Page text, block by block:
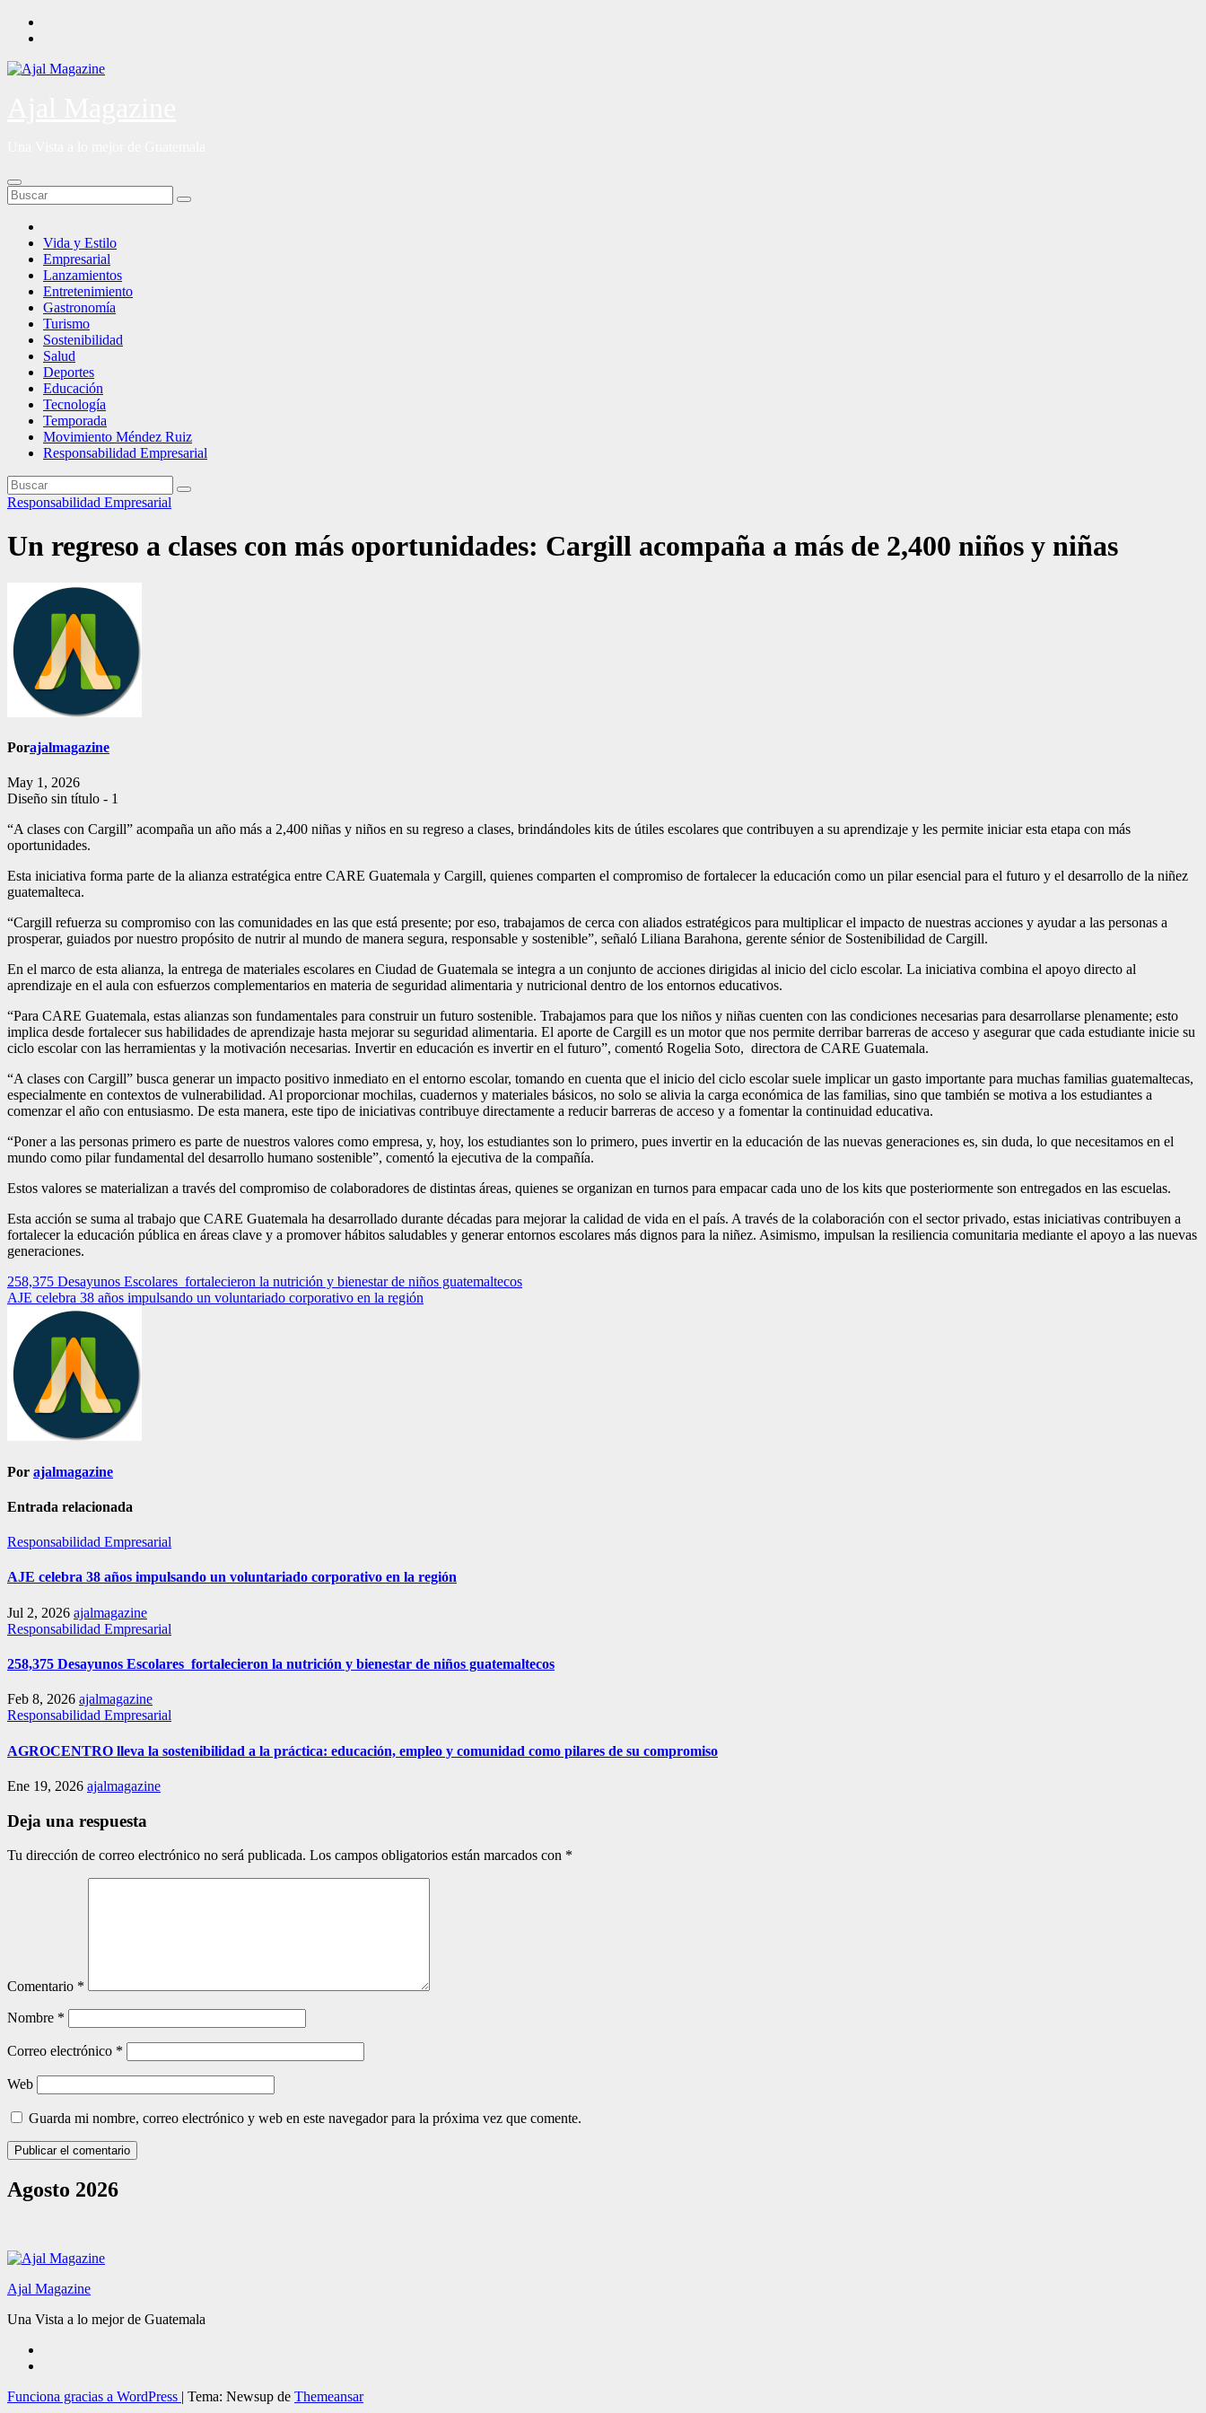
Saltar
Vida y Estilo
Empresarial
Lanzamientos
Entretenimiento
Gastronomía
Turismo
Sostenibilidad
Salud
Deportes
Educación
Tecnología
Temporada
Movimiento Méndez Ruiz
Responsabilidad Empresarial
Responsabilidad Empresarial
Un regreso a clases con más oportunidades: Cargill acompaña a más de 2,400 niños y niñas
Porajalmagazine
May 1, 2026
Diseño sin título - 1
“A clases con Cargill” acompaña un año más a 2,400 niñas y niños en su regreso a clases, brindándoles kits de útiles escolares que contribuyen a su aprendizaje y les permite iniciar esta etapa con más
oportunidades.
Esta iniciativa forma parte de la alianza estratégica entre CARE Guatemala y Cargill, quienes comparten el compromiso de fortalecer la educación como un pilar esencial para el futuro y el desarrollo de la niñez
guatemalteca.
“Cargill refuerza su compromiso con las comunidades en las que está presente; por eso, trabajamos de cerca con aliados estratégicos para multiplicar el impacto de nuestras acciones y ayudar a las personas a
prosperar, guiados por nuestro propósito de nutrir al mundo de manera segura, responsable y sostenible”, señaló Liliana Barahona, gerente sénior de Sostenibilidad de Cargill.
En el marco de esta alianza, la entrega de materiales escolares en Ciudad de Guatemala se integra a un conjunto de acciones dirigidas al inicio del ciclo escolar. La iniciativa combina el apoyo directo al
aprendizaje en el aula con esfuerzos complementarios en materia de seguridad alimentaria y nutricional dentro de los entornos educativos.
“Para CARE Guatemala, estas alianzas son fundamentales para construir un futuro sostenible. Trabajamos para que los niños y niñas cuenten con las condiciones necesarias para desarrollarse plenamente; esto
implica desde fortalecer sus habilidades de aprendizaje hasta mejorar su seguridad alimentaria. El aporte de Cargill es un motor que nos permite derribar barreras de acceso y asegurar que cada estudiante inicie su
ciclo escolar con las herramientas y la motivación necesarias. Invertir en educación es invertir en el futuro”, comentó Rogelia Soto, directora de CARE Guatemala.
“A clases con Cargill” busca generar un impacto positivo inmediato en el entorno escolar, tomando en cuenta que el inicio del ciclo escolar suele implicar un gasto importante para muchas familias guatemaltecas,
especialmente en contextos de vulnerabilidad. Al proporcionar mochilas, cuadernos y materiales básicos, no solo se alivia la carga económica de las familias, sino que también se motiva a los estudiantes a
comenzar el año con entusiasmo. De esta manera, este tipo de iniciativas contribuye directamente a reducir barreras de acceso y a fomentar la continuidad educativa.
“Poner a las personas primero es parte de nuestros valores como empresa, y, hoy, los estudiantes son lo primero, pues invertir en la educación de las nuevas generaciones es, sin duda, lo que necesitamos en el
mundo como pilar fundamental del desarrollo humano sostenible”, comentó la ejecutiva de la compañía.
Estos valores se materializan a través del compromiso de colaboradores de distintas áreas, quienes se organizan en turnos para empacar cada uno de los kits que posteriormente son entregados en las escuelas.
Esta acción se suma al trabajo que CARE Guatemala ha desarrollado durante décadas para mejorar la calidad de vida en el país. A través de la colaboración con el sector privado, estas iniciativas contribuyen a
fortalecer la educación pública en áreas clave y a promover hábitos saludables y generar entornos escolares más dignos para la niñez. Asimismo, impulsan la resiliencia comunitaria mediante el apoyo a las nuevas
generaciones.
Navegación
de
entradas
258,375 Desayunos Escolares fortalecieron la nutrición y bienestar de niños guatemaltecos
AJE celebra 38 años impulsando un voluntariado corporativo en la región
Por ajalmagazine
Entrada relacionada
Responsabilidad Empresarial
AJE celebra 38 años impulsando un voluntariado corporativo en la región
Jul 2, 2026 ajalmagazine
Responsabilidad Empresarial
258,375 Desayunos Escolares fortalecieron la nutrición y bienestar de niños guatemaltecos
Feb 8, 2026 ajalmagazine
Responsabilidad Empresarial
AGROCENTRO lleva la sostenibilidad a la práctica: educación, empleo y comunidad como pilares de su compromiso
Ene 19, 2026 ajalmagazine
Deja una respuesta
Tu dirección de correo electrónico no será publicada. Los campos obligatorios están marcados con *
Comentario *
Nombre *
Correo electrónico *
Web
Guarda mi nombre, correo electrónico y web en este navegador para la próxima vez que comente.
Agosto 2026
Ajal Magazine
Una Vista a lo mejor de Guatemala
Funciona gracias a WordPress | Tema: Newsup de Themeansar